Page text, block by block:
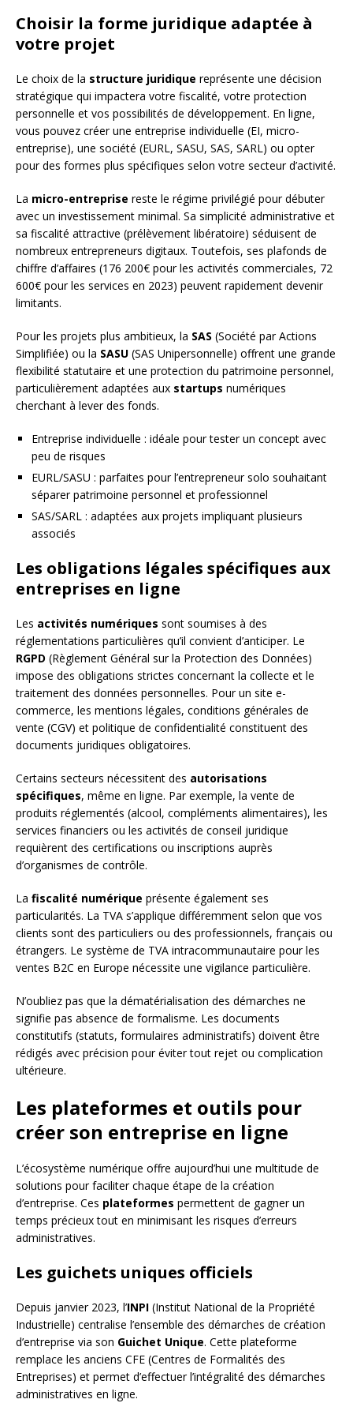
Choisir la forme juridique adaptée à
votre projet
Le choix de la structure juridique représente une décision
stratégique qui impactera votre fiscalité, votre protection
personnelle et vos possibilités de développement. En ligne,
vous pouvez créer une entreprise individuelle (EI, micro-
entreprise), une société (EURL, SASU, SAS, SARL) ou opter
pour des formes plus spécifiques selon votre secteur d’activité.
La micro-entreprise reste le régime privilégié pour débuter
avec un investissement minimal. Sa simplicité administrative et
sa fiscalité attractive (prélèvement libératoire) séduisent de
nombreux entrepreneurs digitaux. Toutefois, ses plafonds de
chiffre d’affaires (176 200€ pour les activités commerciales, 72
600€ pour les services en 2023) peuvent rapidement devenir
limitants.
Pour les projets plus ambitieux, la SAS (Société par Actions
Simplifiée) ou la SASU (SAS Unipersonnelle) offrent une grande
flexibilité statutaire et une protection du patrimoine personnel,
particulièrement adaptées aux startups numériques
cherchant à lever des fonds.
Entreprise individuelle : idéale pour tester un concept avec
peu de risques
EURL/SASU : parfaites pour l’entrepreneur solo souhaitant
séparer patrimoine personnel et professionnel
SAS/SARL : adaptées aux projets impliquant plusieurs
associés
Les obligations légales spécifiques aux
entreprises en ligne
Les activités numériques sont soumises à des
réglementations particulières qu’il convient d’anticiper. Le
RGPD (Règlement Général sur la Protection des Données)
impose des obligations strictes concernant la collecte et le
traitement des données personnelles. Pour un site e-
commerce, les mentions légales, conditions générales de
vente (CGV) et politique de confidentialité constituent des
documents juridiques obligatoires.
Certains secteurs nécessitent des autorisations
spécifiques, même en ligne. Par exemple, la vente de
produits réglementés (alcool, compléments alimentaires), les
services financiers ou les activités de conseil juridique
requièrent des certifications ou inscriptions auprès
d’organismes de contrôle.
La fiscalité numérique présente également ses
particularités. La TVA s’applique différemment selon que vos
clients sont des particuliers ou des professionnels, français ou
étrangers. Le système de TVA intracommunautaire pour les
ventes B2C en Europe nécessite une vigilance particulière.
N’oubliez pas que la dématérialisation des démarches ne
signifie pas absence de formalisme. Les documents
constitutifs (statuts, formulaires administratifs) doivent être
rédigés avec précision pour éviter tout rejet ou complication
ultérieure.
Les plateformes et outils pour
créer son entreprise en ligne
L’écosystème numérique offre aujourd’hui une multitude de
solutions pour faciliter chaque étape de la création
d’entreprise. Ces plateformes permettent de gagner un
temps précieux tout en minimisant les risques d’erreurs
administratives.
Les guichets uniques officiels
Depuis janvier 2023, l’INPI (Institut National de la Propriété
Industrielle) centralise l’ensemble des démarches de création
d’entreprise via son Guichet Unique. Cette plateforme
remplace les anciens CFE (Centres de Formalités des
Entreprises) et permet d’effectuer l’intégralité des démarches
administratives en ligne.